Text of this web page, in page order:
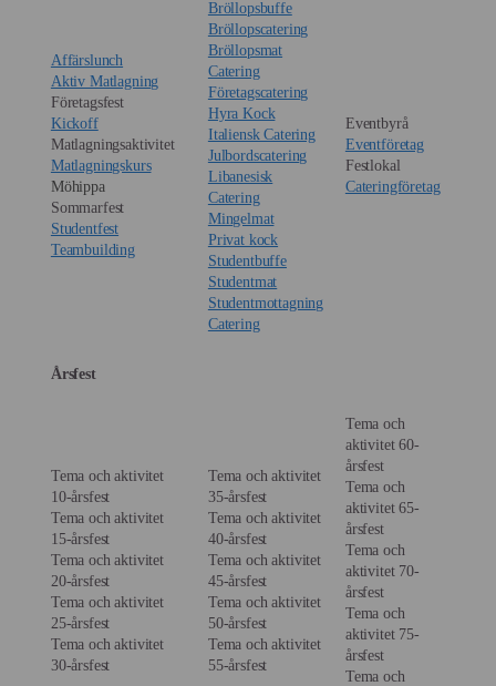
Affärslunch
Aktiv Matlagning
Företagsfest
Kickoff
Matlagningsaktivitet
Matlagningskurs
Möhippa
Sommarfest
Studentfest
Teambuilding
Bröllopsbuffe
Bröllopscatering
Bröllopsmat
Catering
Företagscatering
Hyra Kock
Italiensk Catering
Julbordscatering
Libanesisk
Catering
Mingelmat
Privat kock
Studentbuffe
Studentmat
Studentmottagning
Catering
Eventbyrå
Eventföretag
Festlokal
Cateringföretag
Årsfest
Tema och aktivitet
10-årsfest
Tema och aktivitet
15-årsfest
Tema och aktivitet
20-årsfest
Tema och aktivitet
25-årsfest
Tema och aktivitet
30-årsfest
Tema och aktivitet
35-årsfest
Tema och aktivitet
40-årsfest
Tema och aktivitet
45-årsfest
Tema och aktivitet
50-årsfest
Tema och aktivitet
55-årsfest
Tema och
aktivitet 60-
årsfest
Tema och
aktivitet 65-
årsfest
Tema och
aktivitet 70-
årsfest
Tema och
aktivitet 75-
årsfest
Tema och